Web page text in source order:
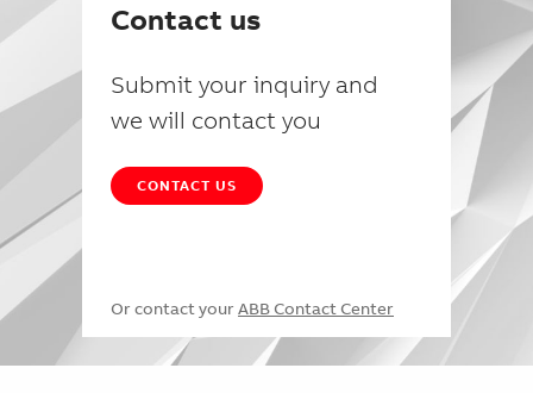
Contact us
Submit your inquiry and
we will contact you
CONTACT US
Or contact your ABB Contact Center